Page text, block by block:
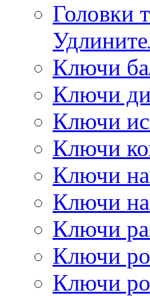
Головки
Ключи
Ключи
Ключи
Ключи
Ключи
Ключи
Ключи
Ключи
Ключи